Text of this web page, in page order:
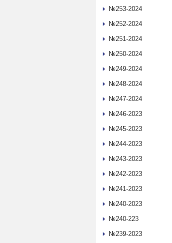
№253-2024
№252-2024
№251-2024
№250-2024
№249-2024
№248-2024
№247-2024
№246-2023
№245-2023
№244-2023
№243-2023
№242-2023
№241-2023
№240-2023
№240-223
№239-2023